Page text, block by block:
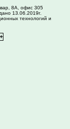
8А, офис 305
13.06.2019г.
технологий и